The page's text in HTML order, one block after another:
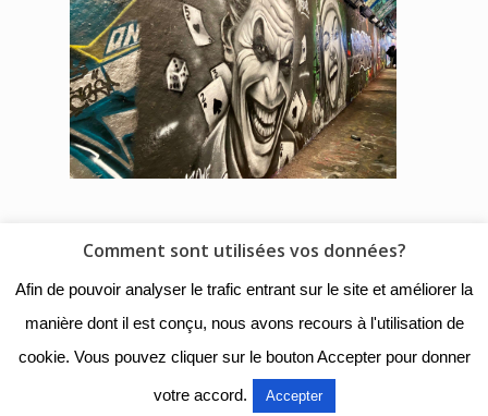
© 2018 - Collège Henri de
Navarre |Mentions légales|
Organigramme|Nous
contacter
Comment sont utilisées vos données?
Afin de pouvoir analyser le trafic entrant sur le site et améliorer la
manière dont il est conçu, nous avons recours à l'utilisation de
cookie. Vous pouvez cliquer sur le bouton Accepter pour donner
votre accord. Accepter